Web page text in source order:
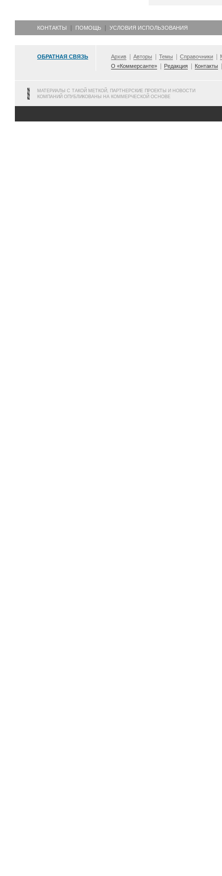
КОНТАКТЫ ПОМОЩЬ УСЛОВИЯ ИСПОЛЬЗОВАНИЯ
ОБРАТНАЯ СВЯЗЬ Архив Авторы Темы Справочники
О «Коммерсанте»
Редакция Контакты
МАТЕРИАЛЫ С ТАКОЙ МЕТКОЙ, ПАРТНЕРСКИЕ ПРОЕКТЫ И НОВОСТИ
КОМПАНИЙ ОПУБЛИКОВАНЫ НА КОММЕРЧЕСКОЙ ОСНОВЕ